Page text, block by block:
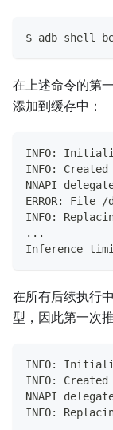
$ adb shell
在上述命令的第
添加到缓存中：
INFO:
INFO:
NNAPI
ERROR: File
INFO:
...
Inference
在所有后续执行
型，因此第一次
INFO:
INFO:
NNAPI
INFO: